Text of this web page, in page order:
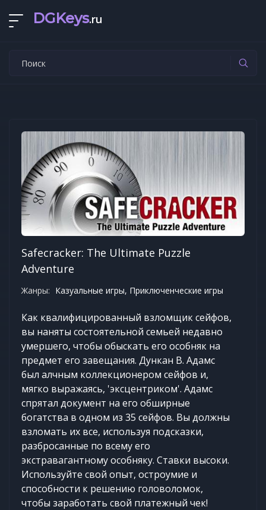
DGKeys.ru
Safecracker: The Ultimate Puzzle
Adventure
Жанры: Казуальные игры, Приключенческие игры
Как квалифицированный взломщик сейфов,
вы наняты состоятельной семьей недавно
умершего, чтобы обыскать его особняк на
предмет его завещания. Дункан В. Адамс
был алчным коллекционером сейфов и,
мягко выражаясь, 'эксцентриком'. Адамс
спрятал документ на его обширные
богатства в одном из 35 сейфов. Вы должны
взломать их все, используя подсказки,
разбросанные по всему его
экстравагантному особняку. Ставки высоки.
Используйте свой опыт, остроумие и
способности к решению головоломок,
чтобы заработать свой платежный чек!